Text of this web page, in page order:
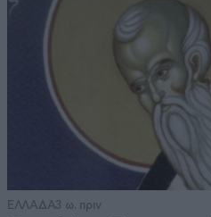
ΕΛΛΑΔΑ3 ω. πριν